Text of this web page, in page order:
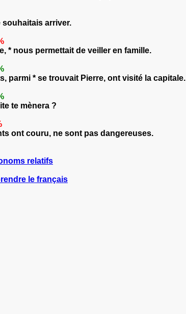
souhaitais arriver.
* nous permettait de veiller en famille.
parmi * se trouvait Pierre, ont visité la capitale.
te mènera ?
ont couru, ne sont pas dangereuses.
relatifs
le français